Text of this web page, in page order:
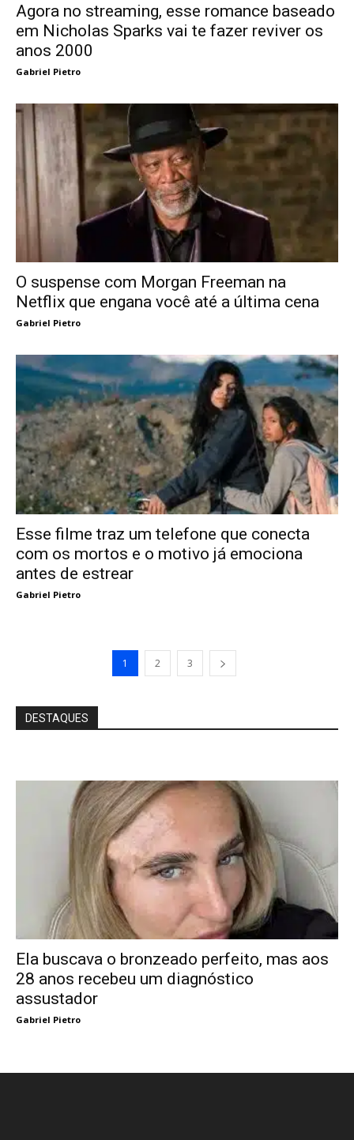
Agora no streaming, esse romance baseado
em Nicholas Sparks vai te fazer reviver os
anos 2000
Gabriel Pietro
O suspense com Morgan Freeman na
Netflix que engana você até a última cena
Gabriel Pietro
Esse filme traz um telefone que conecta
com os mortos e o motivo já emociona
antes de estrear
Gabriel Pietro
1 2 3
DESTAQUES
Ela buscava o bronzeado perfeito, mas aos
28 anos recebeu um diagnóstico
assustador
Gabriel Pietro